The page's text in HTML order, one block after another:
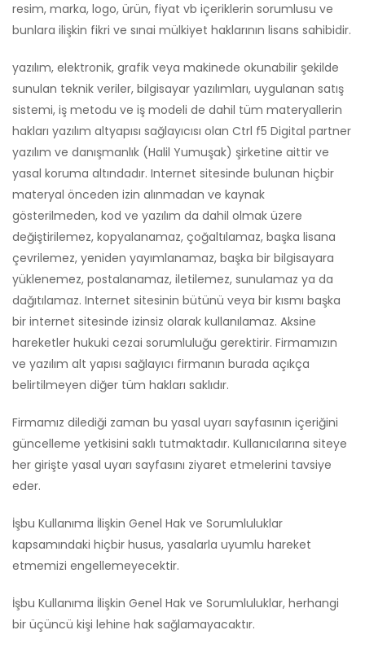
resim, marka, logo, ürün, fiyat vb içeriklerin sorumlusu ve
bunlara ilişkin fikri ve sınai mülkiyet haklarının lisans sahibidir.
yazılım, elektronik, grafik veya makinede okunabilir şekilde
sunulan teknik veriler, bilgisayar yazılımları, uygulanan satış
sistemi, iş metodu ve iş modeli de dahil tüm materyallerin
hakları yazılım altyapısı sağlayıcısı olan Ctrl f5 Digital partner
yazılım ve danışmanlık (Halil Yumuşak) şirketine aittir ve
yasal koruma altındadır. Internet sitesinde bulunan hiçbir
materyal önceden izin alınmadan ve kaynak
gösterilmeden, kod ve yazılım da dahil olmak üzere
değiştirilemez, kopyalanamaz, çoğaltılamaz, başka lisana
çevrilemez, yeniden yayımlanamaz, başka bir bilgisayara
yüklenemez, postalanamaz, iletilemez, sunulamaz ya da
dağıtılamaz. Internet sitesinin bütünü veya bir kısmı başka
bir internet sitesinde izinsiz olarak kullanılamaz. Aksine
hareketler hukuki cezai sorumluluğu gerektirir. Firmamızın
ve yazılım alt yapısı sağlayıcı firmanın burada açıkça
belirtilmeyen diğer tüm hakları saklıdır.
Firmamız dilediği zaman bu yasal uyarı sayfasının içeriğini
güncelleme yetkisini saklı tutmaktadır. Kullanıcılarına siteye
her girişte yasal uyarı sayfasını ziyaret etmelerini tavsiye
eder.
İşbu Kullanıma İlişkin Genel Hak ve Sorumluluklar
kapsamındaki hiçbir husus, yasalarla uyumlu hareket
etmemizi engellemeyecektir.
İşbu Kullanıma İlişkin Genel Hak ve Sorumluluklar, herhangi
bir üçüncü kişi lehine hak sağlamayacaktır.